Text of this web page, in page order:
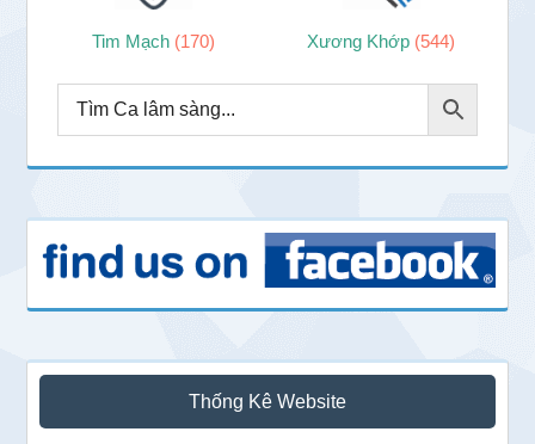
Tim Mạch (170) Xương Khớp (544)
Thống Kê Website